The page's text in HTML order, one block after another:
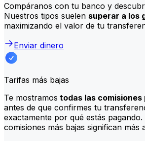
Compáranos con tu banco y
Nuestros tipos suelen superar a los
maximizando el valor de tu
Enviar dinero
Tarifas más bajas
Te mostramos todas las
antes de que confirmes tu
exactamente por qué estás pagando.
comisiones más bajas significan más